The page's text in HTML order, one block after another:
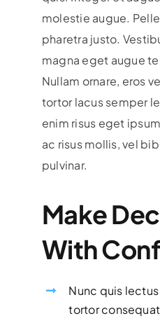
molestie augue.
pharetra justo.
magna eget augue
Nullam ornare, eros
tortor lacus semper
enim risus eget
ac risus mollis, vel
pulvinar.
Make
With
Nunc quis
tortor consequat